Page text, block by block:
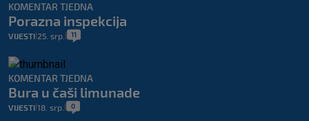
KOMENTAR TJEDNA
Porazna inspekcija
VIJESTI 25. srp. 11
KOMENTAR TJEDNA
Bura u čaši limunade
VIJESTI 18. srp. 0